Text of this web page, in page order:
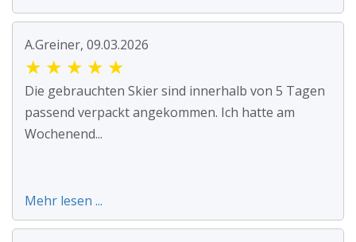
A.Greiner, 09.03.2026
★ ★ ★ ★ ★
Die gebrauchten Skier sind innerhalb von 5 Tagen
passend verpackt angekommen. Ich hatte am
Wochenend...
Mehr lesen ...